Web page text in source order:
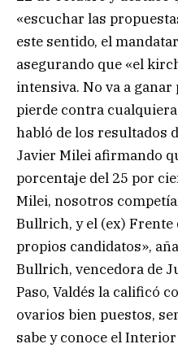
«escuchar las
este sentido, el
asegurando que «el
intensiva. No va a
pierde contra
habló de los resultados
Javier Milei afirmando
porcentaje del 25 por
Milei, nosotros
Bullrich, y el (ex) Frente
propios candidatos»,
Bullrich, vencedora de
Paso, Valdés la calificó
ovarios bien puestos,
sabe y conoce el Interior